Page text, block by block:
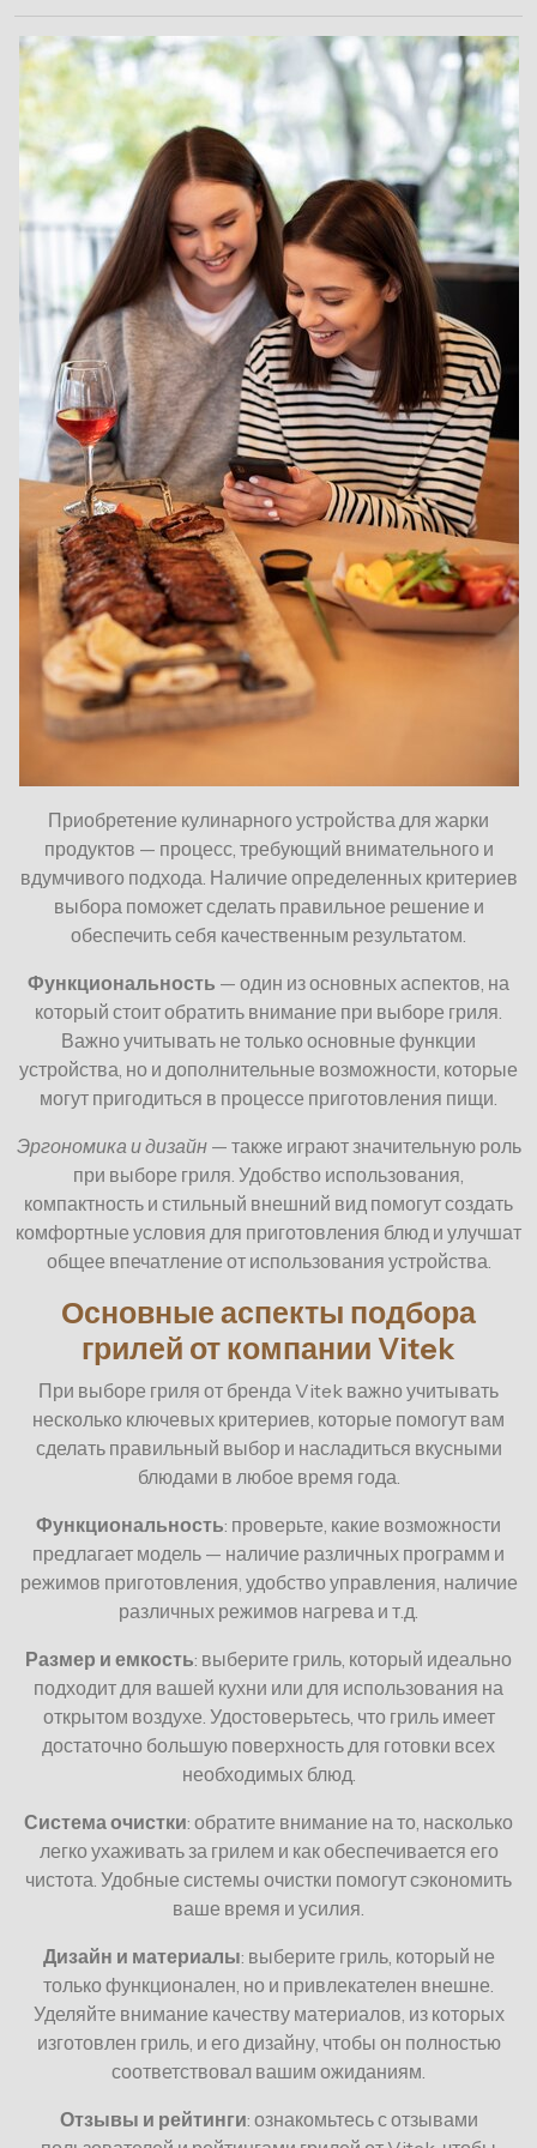
Приобретение кулинарного устройства для жарки
продуктов — процесс, требующий внимательного и
вдумчивого подхода. Наличие определенных критериев
выбора поможет сделать правильное решение и
обеспечить себя качественным результатом.
Функциональность — один из основных аспектов, на
который стоит обратить внимание при выборе гриля.
Важно учитывать не только основные функции
устройства, но и дополнительные возможности, которые
могут пригодиться в процессе приготовления пищи.
Эргономика и дизайн— также играют значительную роль
при выборе гриля. Удобство использования,
компактность и стильный внешний вид помогут создать
комфортные условия для приготовления блюд и улучшат
общее впечатление от использования устройства.
Основные аспекты подбора
грилей от компании Vitek
При выборе гриля от бренда Vitek важно учитывать
несколько ключевых критериев, которые помогут вам
сделать правильный выбор и насладиться вкусными
блюдами в любое время года.
Функциональность: проверьте, какие возможности
предлагает модель — наличие различных программ и
режимов приготовления, удобство управления, наличие
различных режимов нагрева и т.д.
Размер и емкость: выберите гриль, который идеально
подходит для вашей кухни или для использования на
открытом воздухе. Удостоверьтесь, что гриль имеет
достаточно большую поверхность для готовки всех
необходимых блюд.
Система очистки: обратите внимание на то, насколько
легко ухаживать за грилем и как обеспечивается его
чистота. Удобные системы очистки помогут сэкономить
ваше время и усилия.
Дизайн и материалы: выберите гриль, который не
только функционален, но и привлекателен внешне.
Уделяйте внимание качеству материалов, из которых
изготовлен гриль, и его дизайну, чтобы он полностью
соответствовал вашим ожиданиям.
Отзывы и рейтинги: ознакомьтесь с отзывами